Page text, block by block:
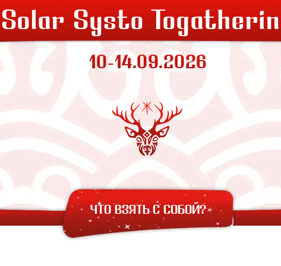
Solar Systo
10-14.09.2026
ЧТО ВЗЯТЬ С СОБОЙ?